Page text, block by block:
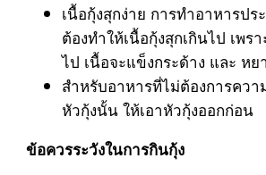
เนื้อกุ้งสุกง่าย การทำอาหารปร
ต้องทำให้เนื้อกุ้งสุกเกินไป เพร
ไป เนื้อจะแข็งกระด้าง และ ห
สำหรับอาหารที่ไม่ต้องการคว
หัวกุ้งนั้น ให้เอาหัวกุ้งออกก่อน
ข้อควรระวังในการกินกุ้ง